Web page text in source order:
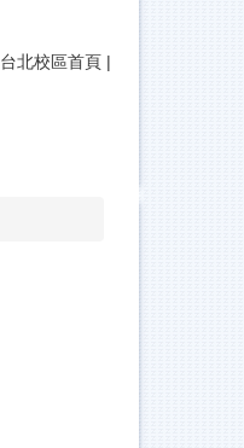
台北校區首頁 |